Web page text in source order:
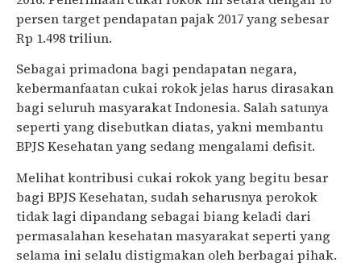
persen target pendapatan pajak 2017 yang sebesar
Rp 1.498 triliun.
Sebagai primadona bagi pendapatan negara,
kebermanfaatan cukai rokok jelas harus dirasakan
bagi seluruh masyarakat Indonesia. Salah satunya
seperti yang disebutkan diatas, yakni membantu
BPJS Kesehatan yang sedang mengalami defisit.
Melihat kontribusi cukai rokok yang begitu besar
bagi BPJS Kesehatan, sudah seharusnya perokok
tidak lagi dipandang sebagai biang keladi dari
permasalahan kesehatan masyarakat seperti yang
selama ini selalu distigmakan oleh berbagai pihak.